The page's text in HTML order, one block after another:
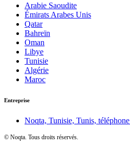
Arabie Saoudite
Émirats Arabes Unis
Qatar
Bahreïn
Oman
Libye
Tunisie
Algérie
Maroc
Entreprise
Noqta, Tunisie, Tunis, téléphone
© Noqta. Tous droits réservés.